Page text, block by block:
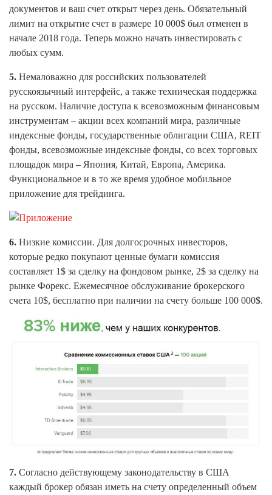
документов и ваш счет открыт через день. Обязательный
лимит на открытие счет в размере 10 000$ был отменен в
начале 2018 года. Теперь можно начать инвестировать с
любых сумм.
5. Немаловажно для российских пользователей
русскоязычный интерфейс, а также техническая поддержка
на русском. Наличие доступа к всевозможным финансовым
инструментам – акции всех компаний мира, различные
индексные фонды, государственные облигации США, REIT
фонды, всевозможные индексные фонды, со всех торговых
площадок мира – Япония, Китай, Европа, Америка.
Функциональное и в то же время удобное мобильное
приложение для трейдинга.
6. Низкие комиссии. Для долгосрочных инвесторов,
которые редко покупают ценные бумаги комиссия
составляет 1$ за сделку на фондовом рынке, 2$ за сделку на
рынке Форекс. Ежемесячное обслуживание брокерского
счета 10$, бесплатно при наличии на счету больше 100 000$.
7. Согласно действующему законодательству в США
каждый брокер обязан иметь на счету определенный объем